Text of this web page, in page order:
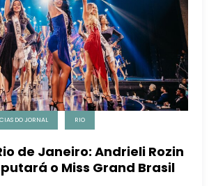
DO JORNAL RIO
de Janeiro: Andrieli Rozin
o Miss Grand Brasil